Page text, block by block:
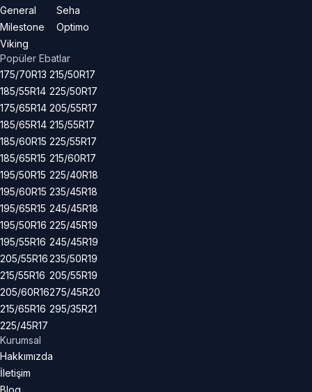
General
Milestone
Viking
Seha
Optimo
Popüler Ebatlar
175/70R13
185/55R14
175/65R14
185/65R14
185/60R15
185/65R15
195/50R15
195/60R15
195/65R15
195/50R16
195/55R16
205/55R16
215/55R16
205/60R16
215/65R16
225/45R17
215/50R17
225/50R17
205/55R17
215/55R17
225/55R17
215/60R17
225/40R18
235/45R18
245/45R18
225/45R19
245/45R19
235/50R19
205/55R19
275/45R20
295/35R21
Kurumsal
Hakkımızda
İletişim
Blog